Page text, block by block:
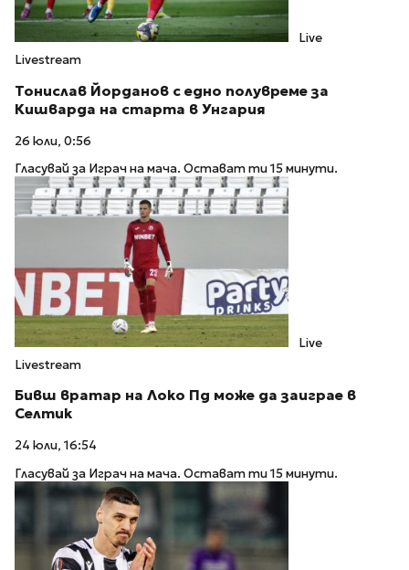
Live
Livestream
Тонислав Йорданов с едно полувреме за
Кишварда на старта в Унгария
26 юли, 0:56
Гласувай за Играч на мача. Остават ти 15 минути.
Live
Livestream
Бивш вратар на Локо Пд може да заиграе в
Селтик
24 юли, 16:54
Гласувай за Играч на мача. Остават ти 15 минути.